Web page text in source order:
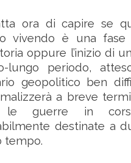
ora di capire se
vivendo è una fase
oppure l’inizio di
lungo periodo,
geopolitico ben
a breve
le guerre in
destinate a
tempo.